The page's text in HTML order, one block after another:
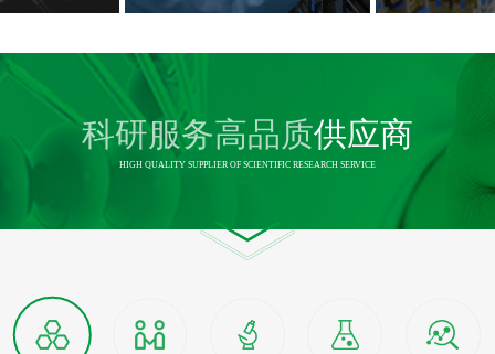
科研服务高品质供应商
HIGH QUALITY SUPPLIER OF SCIENTIFIC RESEARCH SERVICE